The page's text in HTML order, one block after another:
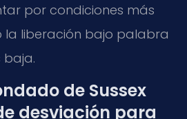
por condiciones más
la liberación bajo palabra
baja.
de Sussex
desviación para